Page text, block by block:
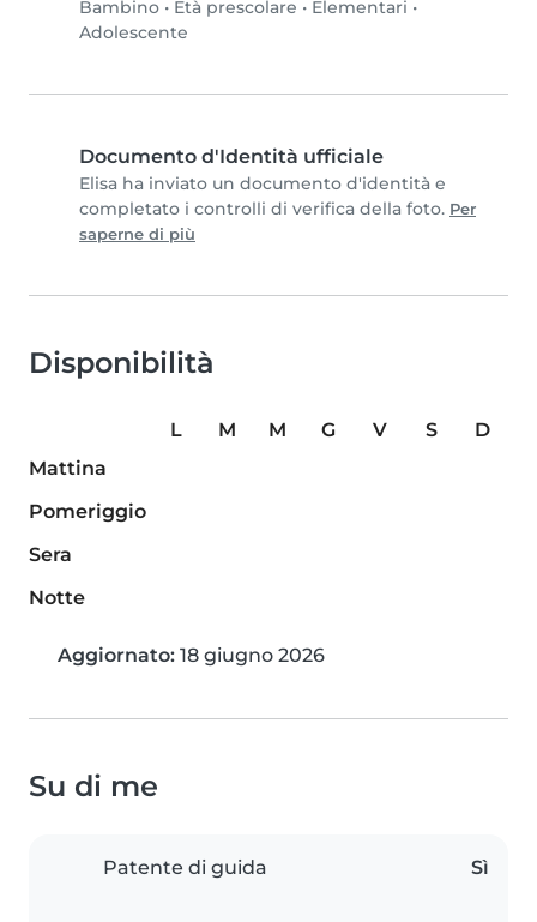
Bambino • Età prescolare • Elementari •
Adolescente
Documento d'Identità ufficiale
Elisa ha inviato un documento d'identità e
completato i controlli di verifica della foto. Per
saperne di più
Disponibilità
L M M G V S
D
Mattina
Pomeriggio
Sera
Notte
Aggiornato: 18 giugno 2026
Su di me
Patente di guida Sì